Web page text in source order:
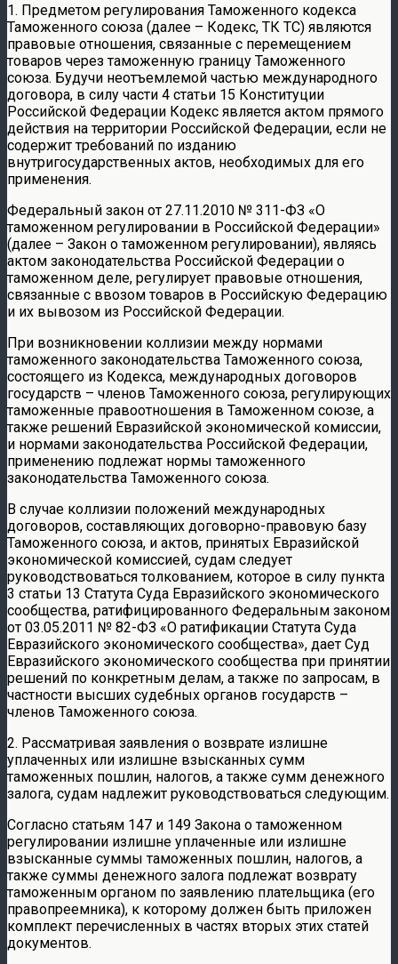
1. Предметом регулирования Таможенного кодекса
Таможенного союза (далее – Кодекс, ТК ТС) являются
правовые отношения, связанные с перемещением
товаров через таможенную границу Таможенного
союза. Будучи неотъемлемой частью международного
договора, в силу части 4 статьи 15 Конституции
Российской Федерации Кодекс является актом прямого
действия на территории Российской Федерации, если не
содержит требований по изданию
внутригосударственных актов, необходимых для его
применения.
Федеральный закон от 27.11.2010 № 311-ФЗ «О
таможенном регулировании в Российской Федерации»
(далее – Закон о таможенном регулировании), являясь
актом законодательства Российской Федерации о
таможенном деле, регулирует правовые отношения,
связанные с ввозом товаров в Российскую Федерацию
и их вывозом из Российской Федерации.
При возникновении коллизии между нормами
таможенного законодательства Таможенного союза,
состоящего из Кодекса, международных договоров
государств – членов Таможенного союза, регулирующих
таможенные правоотношения в Таможенном союзе, а
также решений Евразийской экономической комиссии,
и нормами законодательства Российской Федерации,
применению подлежат нормы таможенного
законодательства Таможенного союза.
В случае коллизии положений международных
договоров, составляющих договорно-правовую базу
Таможенного союза, и актов, принятых Евразийской
экономической комиссией, судам следует
руководствоваться толкованием, которое в силу пункта
3 статьи 13 Статута Суда Евразийского экономического
сообщества, ратифицированного Федеральным законом
от 03.05.2011 № 82-ФЗ «О ратификации Статута Суда
Евразийского экономического сообщества», дает Суд
Евразийского экономического сообщества при принятии
решений по конкретным делам, а также по запросам, в
частности высших судебных органов государств –
членов Таможенного союза.
2. Рассматривая заявления о возврате излишне
уплаченных или излишне взысканных сумм
таможенных пошлин, налогов, а также сумм денежного
залога, судам надлежит руководствоваться следующим.
Согласно статьям 147 и 149 Закона о таможенном
регулировании излишне уплаченные или излишне
взысканные суммы таможенных пошлин, налогов, а
также суммы денежного залога подлежат возврату
таможенным органом по заявлению плательщика (его
правопреемника), к которому должен быть приложен
комплект перечисленных в частях вторых этих статей
документов.